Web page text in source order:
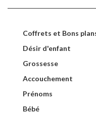
Coffrets et Bons
Désir d'enfant
Grossesse
Accouchement
Prénoms
Bébé